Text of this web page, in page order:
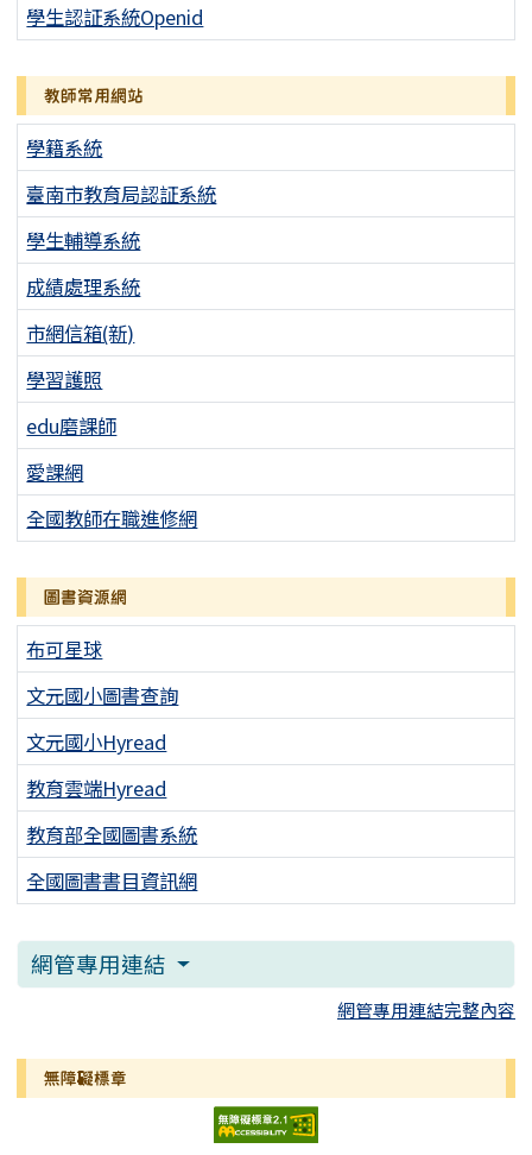
學生認証系統Openid
教師常用網站
學籍系統
臺南市教育局認証系統
學生輔導系統
成績處理系統
市網信箱(新)
學習護照
edu磨課師
愛課網
全國教師在職進修網
圖書資源網
布可星球
文元國小圖書查詢
文元國小Hyread
教育雲端Hyread
教育部全國圖書系統
全國圖書書目資訊網
網管專用連結
網管專用連結完整內容
無障礙標章